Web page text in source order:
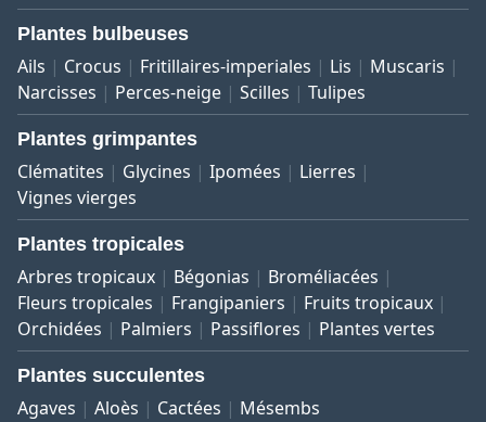
Plantes bulbeuses
Ails Crocus Fritillaires-imperiales Lis
Muscaris
Narcisses
Perces-neige Scilles Tulipes
Plantes grimpantes
Clématites Glycines Ipomées
Lierres
Vignes vierges
Plantes tropicales
Arbres tropicaux Bégonias
Broméliacées
Fleurs tropicales
Frangipaniers
Fruits tropicaux
Orchidées
Palmiers Passiflores Plantes vertes
Plantes succulentes
Agaves Aloès Cactées Mésembs